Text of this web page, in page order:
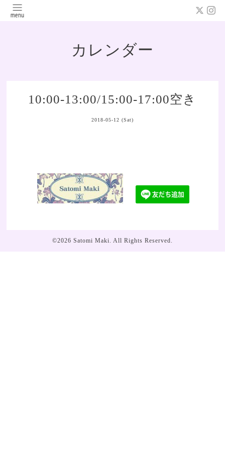
カレンダー
10:00-13:00/15:00-17:00空き
2018-05-12 (Sat)
©2026 Satomi Maki. All Rights Reserved.